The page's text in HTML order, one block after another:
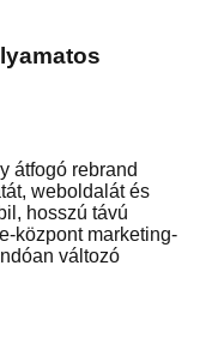
átfogó rebrand
weboldalát és
hosszú távú
központ marketing-
változó